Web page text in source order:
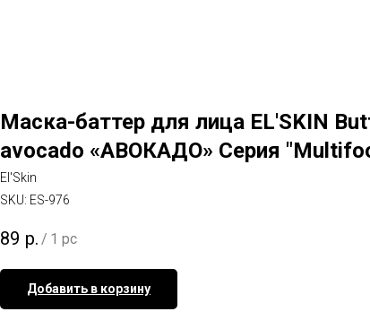
Маска-баттер для лица EL'SKIN
avocado «АВОКАДО» Серия
El'Skin
SKU: ES-976
89 р. / 1 pc
Добавить в корзину